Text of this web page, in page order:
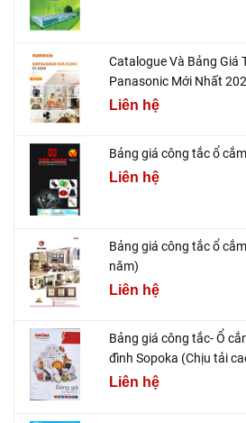
Catalogue Và Bảng Giá
Panasonic Mới Nhất
Liên hệ
Bảng giá công tắc ổ
Liên hệ
Bảng giá công tắc ổ
năm)
Liên hệ
Bảng giá công tắc- Ổ
đình Sopoka (Chịu tải
Liên hệ